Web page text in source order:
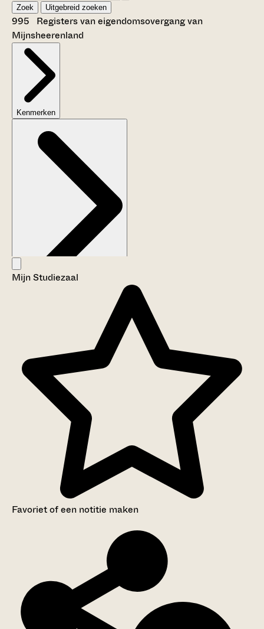
Zoek Uitgebreid zoeken
995 Registers van eigendomsovergang van
Mijnsheerenland
Kenmerken
Aanwijzingen voor de gebruiker
Inventaris
Mijn Studiezaal
Favoriet of een notitie maken